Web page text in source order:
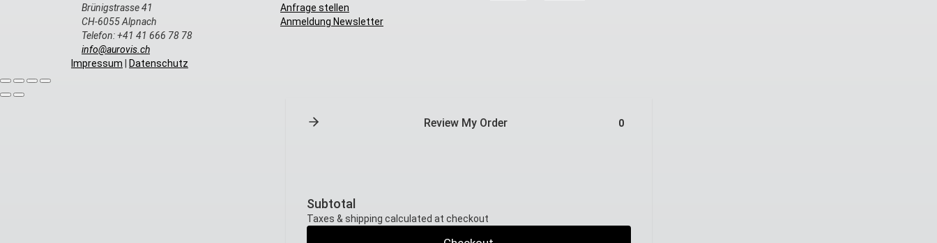
Brünigstrasse 41
CH-6055 Alpnach
Telefon: +41 41 666 78 78
info@aurovis.ch
Anfrage stellen
Anmeldung Newsletter
Impressum Datenschutz
Review My Order 0
Subtotal
Taxes & shipping calculated at checkout